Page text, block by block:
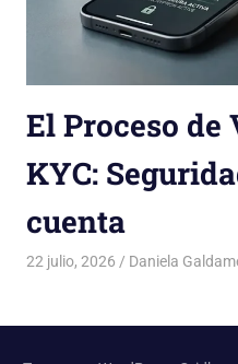
El Proceso
KYC:
cuenta
22 julio, 2026 Daniela